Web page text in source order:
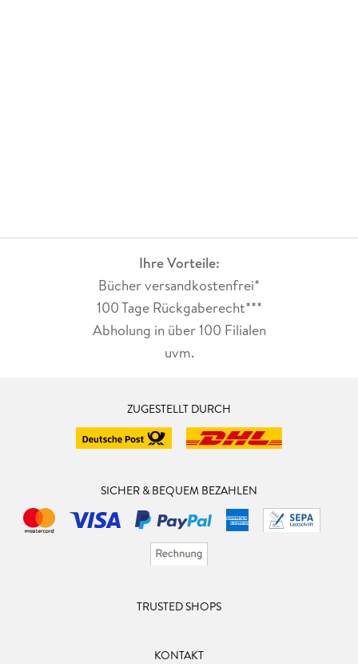
Ihre Vorteile:
Bücher versandkostenfrei*
100 Tage Rückgaberecht***
Abholung in über 100 Filialen
uvm.
ZUGESTELLT DURCH
SICHER & BEQUEM BEZAHLEN
TRUSTED SHOPS
KONTAKT